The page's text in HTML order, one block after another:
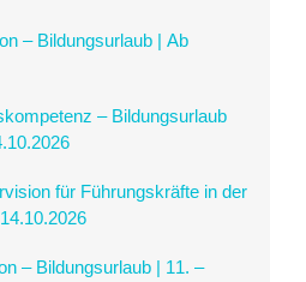
– Bildungsurlaub | Ab
– Bildungsurlaub
für Führungskräfte in der
– Bildungsurlaub | 11. –